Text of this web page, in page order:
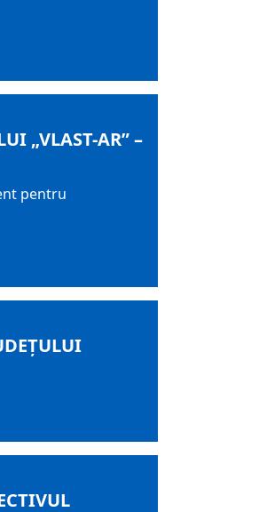
„VLAST-AR” –
pentru